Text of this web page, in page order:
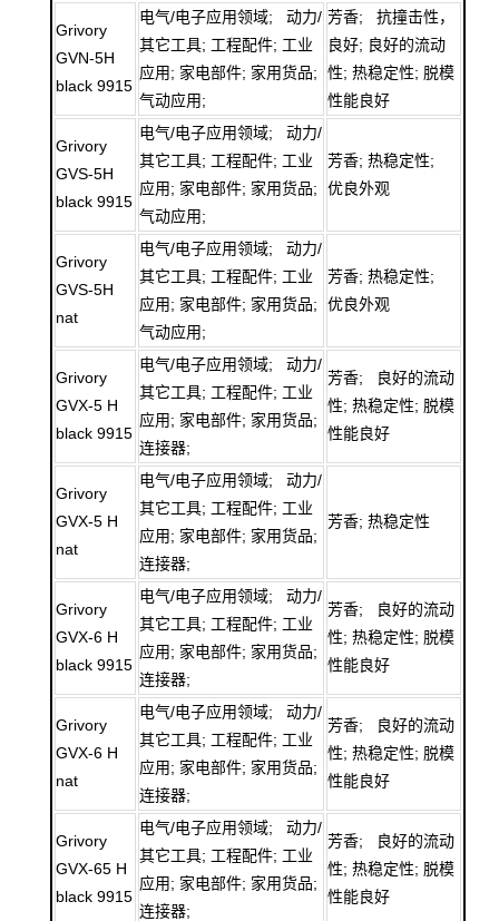
Grivory
GVN-5H
black 9915
电气/电子应用领域; 动力/
其它工具; 工程配件; 工业
应用; 家电部件; 家用货品;
气动应用;
芳香; 抗撞击性，
良好; 良好的流动
性; 热稳定性; 脱模
性能良好
Grivory
GVS-5H
black 9915
电气/电子应用领域; 动力/
其它工具; 工程配件; 工业
应用; 家电部件; 家用货品;
气动应用;
芳香; 热稳定性;
优良外观
Grivory
GVS-5H
nat
电气/电子应用领域; 动力/
其它工具; 工程配件; 工业
应用; 家电部件; 家用货品;
气动应用;
芳香; 热稳定性;
优良外观
Grivory
GVX-5 H
black 9915
电气/电子应用领域; 动力/
其它工具; 工程配件; 工业
应用; 家电部件; 家用货品;
连接器;
芳香; 良好的流动
性; 热稳定性; 脱模
性能良好
Grivory
GVX-5 H
nat
电气/电子应用领域; 动力/
其它工具; 工程配件; 工业
应用; 家电部件; 家用货品;
连接器;
芳香; 热稳定性
Grivory
GVX-6 H
black 9915
电气/电子应用领域; 动力/
其它工具; 工程配件; 工业
应用; 家电部件; 家用货品;
连接器;
芳香; 良好的流动
性; 热稳定性; 脱模
性能良好
Grivory
GVX-6 H
nat
电气/电子应用领域; 动力/
其它工具; 工程配件; 工业
应用; 家电部件; 家用货品;
连接器;
芳香; 良好的流动
性; 热稳定性; 脱模
性能良好
Grivory
GVX-65 H
black 9915
电气/电子应用领域; 动力/
其它工具; 工程配件; 工业
应用; 家电部件; 家用货品;
连接器;
芳香; 良好的流动
性; 热稳定性; 脱模
性能良好